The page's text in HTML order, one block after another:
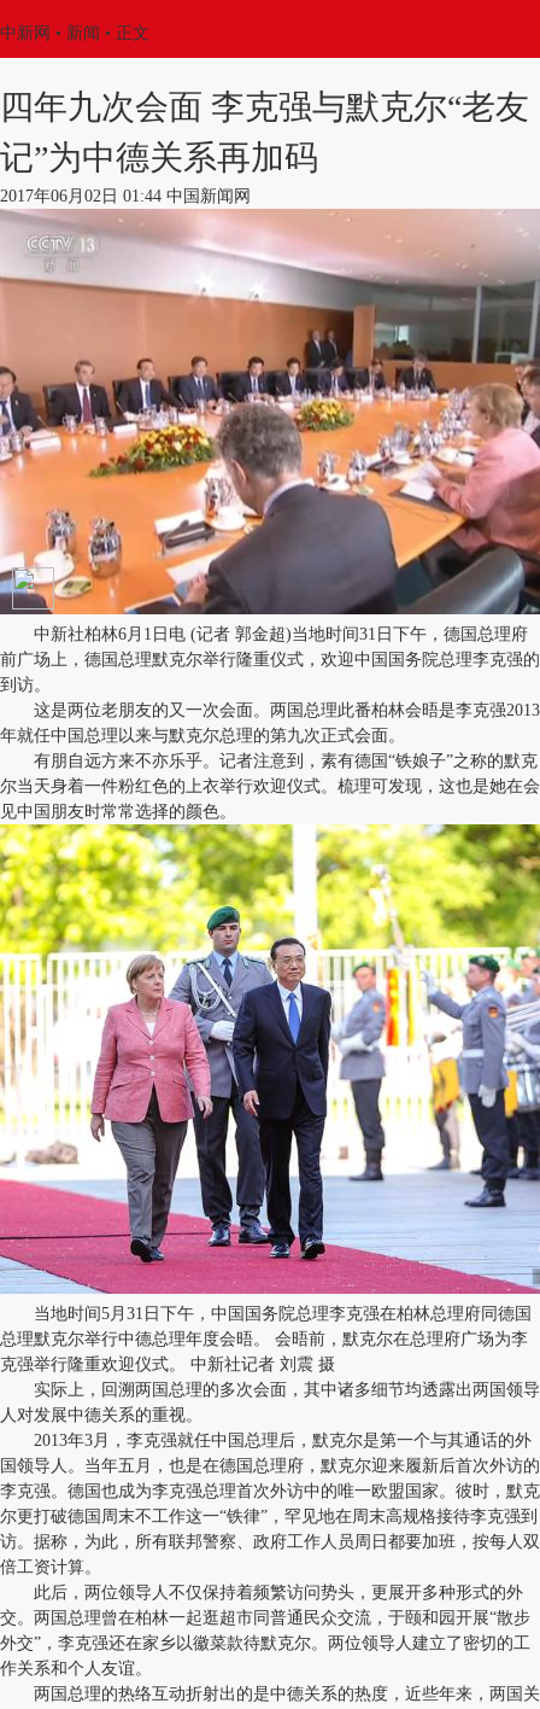
中新网 • 新闻 • 正文
四年九次会面 李克强与默克尔“老友
记”为中德关系再加码
2017年06月02日 01:44 中国新闻网
中新社柏林6月1日电 (记者 郭金超)当地时间31日下午，德国总理府
前广场上，德国总理默克尔举行隆重仪式，欢迎中国国务院总理李克强的
到访。
这是两位老朋友的又一次会面。两国总理此番柏林会晤是李克强2013
年就任中国总理以来与默克尔总理的第九次正式会面。
有朋自远方来不亦乐乎。记者注意到，素有德国“铁娘子”之称的默克
尔当天身着一件粉红色的上衣举行欢迎仪式。梳理可发现，这也是她在会
见中国朋友时常常选择的颜色。
当地时间5月31日下午，中国国务院总理李克强在柏林总理府同德国
总理默克尔举行中德总理年度会晤。 会晤前，默克尔在总理府广场为李
克强举行隆重欢迎仪式。 中新社记者 刘震 摄
实际上，回溯两国总理的多次会面，其中诸多细节均透露出两国领导
人对发展中德关系的重视。
2013年3月，李克强就任中国总理后，默克尔是第一个与其通话的外
国领导人。当年五月，也是在德国总理府，默克尔迎来履新后首次外访的
李克强。德国也成为李克强总理首次外访中的唯一欧盟国家。彼时，默克
尔更打破德国周末不工作这一“铁律”，罕见地在周末高规格接待李克强到
访。据称，为此，所有联邦警察、政府工作人员周日都要加班，按每人双
倍工资计算。
此后，两位领导人不仅保持着频繁访问势头，更展开多种形式的外
交。两国总理曾在柏林一起逛超市同普通民众交流，于颐和园开展“散步
外交”，李克强还在家乡以徽菜款待默克尔。两位领导人建立了密切的工
作关系和个人友谊。
两国总理的热络互动折射出的是中德关系的热度，近些年来，两国关